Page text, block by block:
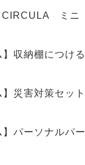
ミニ
】収納棚につける
】災害対策セット
】パーソナルパー